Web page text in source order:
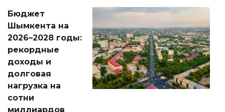
народу
Венесуэлы.
Бюджет
Шымкента на
2026–2028 годы:
рекордные
доходы и
долговая
нагрузка на
сотни
миллиардов